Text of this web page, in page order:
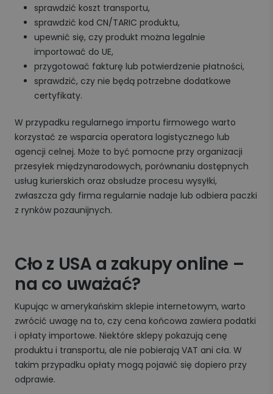
sprawdzić koszt transportu,
sprawdzić kod CN/TARIC produktu,
upewnić się, czy produkt można legalnie
importować do UE,
przygotować fakturę lub potwierdzenie płatności,
sprawdzić, czy nie będą potrzebne dodatkowe
certyfikaty.
W przypadku regularnego importu firmowego warto
korzystać ze wsparcia operatora logistycznego lub
agencji celnej. Może to być pomocne przy organizacji
przesyłek międzynarodowych, porównaniu dostępnych
usług kurierskich oraz obsłudze procesu wysyłki,
zwłaszcza gdy firma regularnie nadaje lub odbiera paczki
z rynków pozaunijnych.
Cło z USA a zakupy online –
na co uważać?
Kupując w amerykańskim sklepie internetowym, warto
zwrócić uwagę na to, czy cena końcowa zawiera podatki
i opłaty importowe. Niektóre sklepy pokazują cenę
produktu i transportu, ale nie pobierają VAT ani cła. W
takim przypadku opłaty mogą pojawić się dopiero przy
odprawie.